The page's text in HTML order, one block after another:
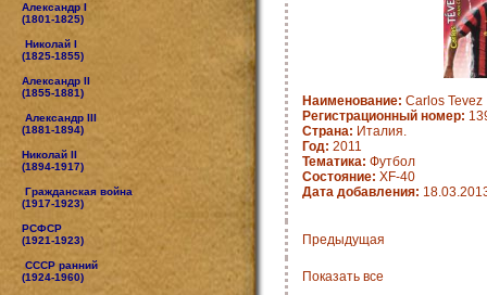
Александр I
(1801-1825)
Николай I
(1825-1855)
Александр II
(1855-1881)
Александр III
(1881-1894)
Николай II
(1894-1917)
Гражданская война
(1917-1923)
РСФСР
(1921-1923)
СССР ранний
(1924-1960)
Наименование: Carlos Tevez
Регистрационный номер:
Страна: Италия.
Год: 2011
Тематика: Футбол
Состояние: XF-40
Дата добавления:
Предыдущая
Показать все